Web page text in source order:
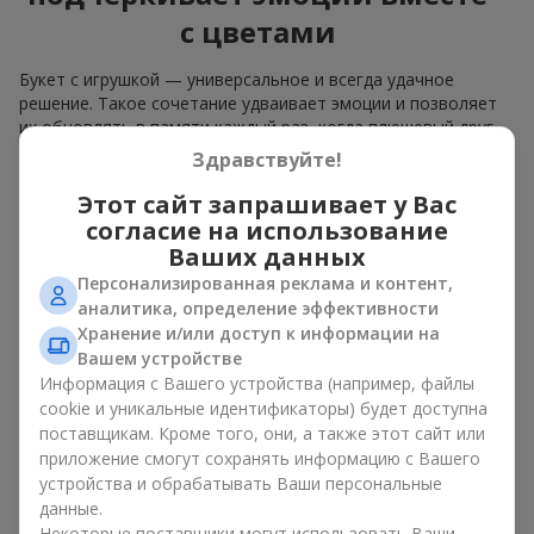
с цветами
Букет с игрушкой — универсальное и всегда удачное
решение. Такое сочетание удваивает эмоции и позволяет
их обновлять в памяти каждый раз, когда плюшевый друг
попадает в поле зрения. Вместе букет с игрушкой
работают идеально. Цветы и игрушка создают баланс
между красотой и нежностью, а также оставляют
приятный подарок на долгие годы.
Приятные на ощупь игрушки вызывают чувство
спокойствия и домашнего уюта. Поэтому букет с игрушкой
— это действительно отличный способ оставить
воспоминание о том, кто подарил этот букет с игрушкой.
Популярные комбинации
букетов и игрушек
Букет с игрушкой может быть разным. На нашем сервисе
есть варианты, которые создают комбинации «букет с
игрушкой», используя розы,герберыили нежные
Здравствуйте!
Этот сайт запрашивает у Вас
согласие на использование
Ваших данных
Персонализированная реклама и контент,
аналитика, определение эффективности
Хранение и/или доступ к информации на
Вашем устройстве
Информация с Вашего устройства (например, файлы
cookie и уникальные идентификаторы) будет доступна
поставщикам. Кроме того, они, а также этот сайт или
приложение смогут сохранять информацию с Вашего
устройства и обрабатывать Ваши персональные
данные.